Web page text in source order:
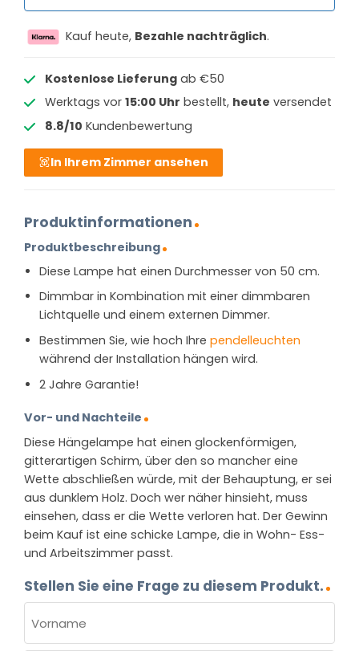
Kauf heute, Bezahle nachträglich.
Kostenlose Lieferungab €50
Werktags vor 15:00 Uhr bestellt, heute versendet
8.8/10 Kundenbewertung
In Ihrem Zimmer ansehen
Produktinformationen
Produktbeschreibung
Diese Lampe hat einen Durchmesser von 50 cm.
Dimmbar in Kombination mit einer dimmbaren
Lichtquelle und einem externen Dimmer.
Bestimmen Sie, wie hoch Ihre pendelleuchten
während der Installation hängen wird.
2 Jahre Garantie!
Vor- und Nachteile
Diese Hängelampe hat einen glockenförmigen,
gitterartigen Schirm, über den so mancher eine
Wette abschließen würde, mit der Behauptung, er sei
aus dunklem Holz. Doch wer näher hinsieht, muss
einsehen, dass er die Wette verloren hat. Der Gewinn
beim Kauf ist eine schicke Lampe, die in Wohn- Ess-
und Arbeitszimmer passt.
Stellen Sie eine Frage zu diesem Produkt.
(ERFORDERLICH)